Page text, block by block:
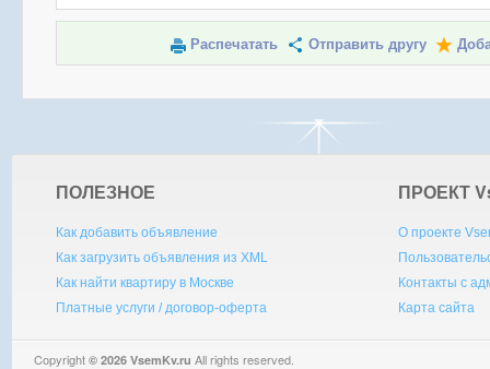
Распечатать Отправить другу
ПОЛЕЗНОЕ
Как добавить объявление
Как загрузить объявления из XML
Как найти квартиру в Москве
Платные услуги / договор-оферта
ПРОЕКТ V
О проекте
Контакты с
Карта сайта
Copyright © 2026 VsemKv.ru All rights reserved.